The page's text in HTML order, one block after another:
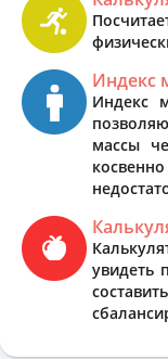
Индекс
Индекс
массы
увидеть